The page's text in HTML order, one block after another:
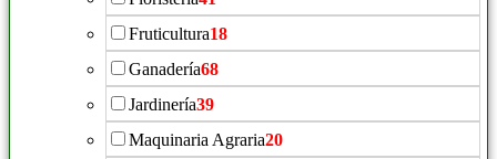
Fruticultura18
Ganadería68
Jardinería39
Maquinaria Agraria20